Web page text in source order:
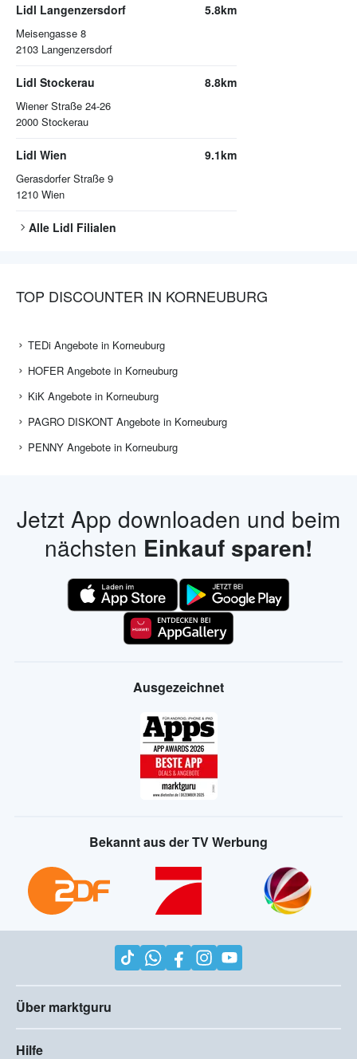
Lidl Langenzersdorf
Meisengasse 8
2103 Langenzersdorf
5.8km
Lidl Stockerau
Wiener Straße 24-26
2000 Stockerau
8.8km
Lidl Wien
Gerasdorfer Straße 9
1210 Wien
9.1km
Alle Lidl Filialen
TOP DISCOUNTER IN KORNEUBURG
TEDi Angebote in Korneuburg
HOFER Angebote in Korneuburg
KiK Angebote in Korneuburg
PAGRO DISKONT Angebote in Korneuburg
PENNY Angebote in Korneuburg
Jetzt App downloaden und beim
nächsten Einkauf sparen!
Ausgezeichnet
Bekannt aus der TV Werbung
Über marktguru
Hilfe